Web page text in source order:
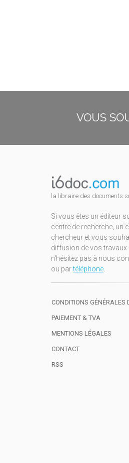
VOUS
la libraire des documents
Si vous êtes un éditeur
centre de recherche, un
chercheur et vous
diffusion de vos travaux
n'hésitez pas à nous
ou partéléphone.
CONDITIONS GÉNÉRALES
PAIEMENT & TVA
MENTIONS LÉGALES
CONTACT
RSS